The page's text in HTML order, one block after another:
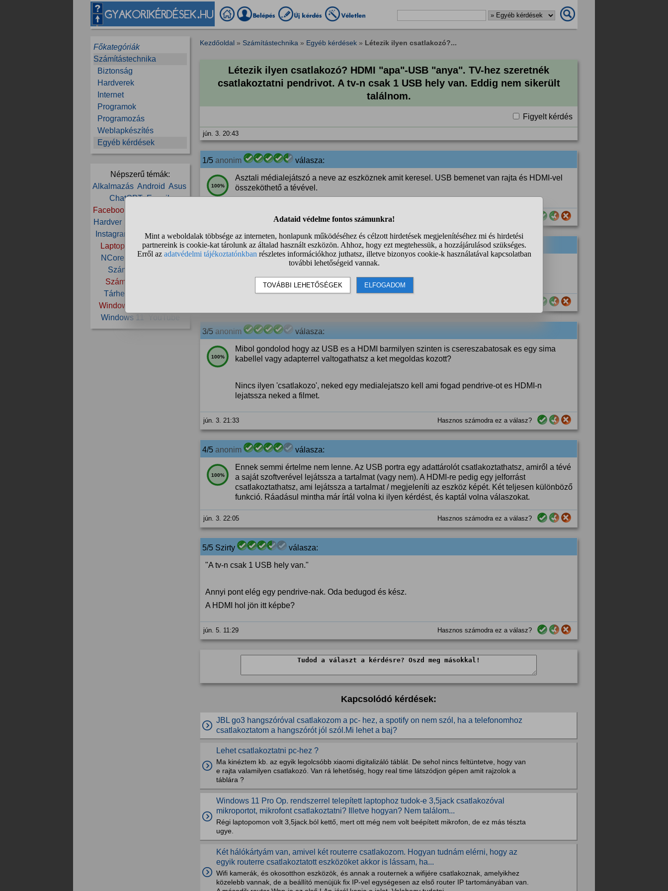
Főkategóriák
Számítástechnika
Biztonság
Hardverek
Internet
Programok
Programozás
Weblapkészítés
Egyéb kérdések
Népszerű témák:
Alkalmazás Android Asus
ChatGPT E-mail
Facebook
Hardver
Instagram
Internet Játék
Laptop
Linux Monitor
NCore
PC Samsung
Számítástechnika
Számítógép
Tárhely
Windows
Windows 11
Kezdőoldal » Számítástechnika » Egyéb kérdések » Létezik ilyen csatlakozó?...
Létezik ilyen csatlakozó? HDMI "apa"-USB "anya". TV-hez szeretnék
csatlakoztatni pendrivot. A tv-n csak 1 USB hely van. Eddig nem sikerült
találnom.
Figyelt kérdés
jún. 3. 20:43
1/5 anonim válasza:
100%
Asztali médialejátszó a neve az eszköznek amit keresel. USB bemenet van rajta és HDMI-vel
összeköthető a tévével.
2/5anonim válasza:
1 pendrivehoz 1 usb nem elég??? Vegyél usb2 HUB-ot.
3/5 anonim válasza:
100%
Mibol gondolod hogy az USB es a HDMI barmilyen szinten is csereszabatosak es egy sima
kabellel vagy adapterrel valtogathatsz a ket megoldas kozott?
Nincs ilyen 'csatlakozo', neked egy medialejatszo kell ami fogad pendrive-ot es HDMI-n
lejatssza neked a filmet.
jún. 3. 21:33 Hasznos számodra ez a válasz?
4/5 anonim válasza:
100%
Ennek semmi értelme nem lenne. Az USB portra egy adattárolót csatlakoztathatsz, amiről a tévé
a saját szoftverével lejátssza a tartalmat (vagy nem). A HDMI-re pedig egy jelforrást
csatlakoztathatsz, ami lejátssza a tartalmat / megjeleníti az eszköz képét. Két teljesen különböző
funkció. Ráadásul mintha már írtál volna ki ilyen kérdést, és kaptál volna válaszokat.
jún. 3. 22:05 Hasznos számodra ez a válasz?
5/5 Szirty válasza:
"A tv-n csak 1 USB hely van."
Annyi pont elég egy pendrive-nak. Oda bedugod és kész.
A HDMI hol jön itt képbe?
jún. 5. 11:29 Hasznos számodra ez a válasz?
Kapcsolódó kérdések:
JBL go3 hangszóróval csatlakozom a pc- hez, a spotify on nem szól, ha a telefonomhoz
csatlakoztatom a hangszórót jól szól.Mi lehet a baj?
Lehet csatlakoztatni pc-hez ?
Ma kinéztem kb. az egyik legolcsóbb xiaomi digitalizáló táblát. De sehol nincs feltüntetve, hogy van
e rajta valamilyen csatlakozó. Van rá lehetőség, hogy real time látszódjon gépen amit rajzolok a
táblára ?
Windows 11 Pro Op. rendszerrel telepített laptophoz tudok-e 3,5jack csatlakozóval
mikroportot, mikrofont csatlakoztatni? Illetve hogyan? Nem találom...
Régi laptopomon volt 3,5jack.ból kettő, mert ott még nem volt beépített mikrofon, de ez más tészta
ugye.
Két hálókártyám van, amivel két routerre csatlakozom. Hogyan tudnám elérni, hogy az
egyik routerre csatlakoztatott eszközöket akkor is lássam, ha...
Wifi kamerák, és okosotthon eszközök, és annak a routernek a wifijére csatlakoznak, amelyikhez
közelebb vannak, de a beállító menüjük fix IP-vel egységesen az első router IP tartományában van.